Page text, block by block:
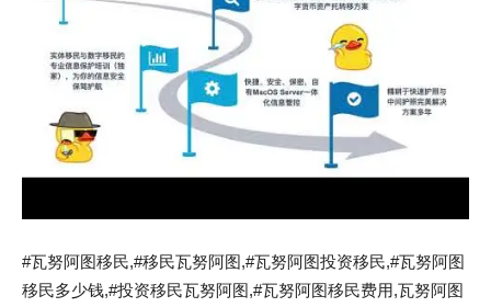
#瓦努阿图移民,#移民瓦努阿图,#瓦努阿图投资移民,#瓦努阿图
移民多少钱,#投资移民瓦努阿图,#瓦努阿图移民费用,瓦努阿图